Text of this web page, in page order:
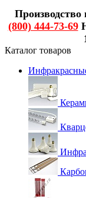
(800) 444-73-69
Каталог товаров